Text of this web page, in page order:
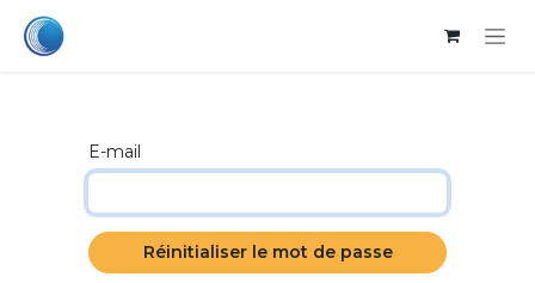
Se rendre au contenu
E-mail
Réinitialiser le mot de passe